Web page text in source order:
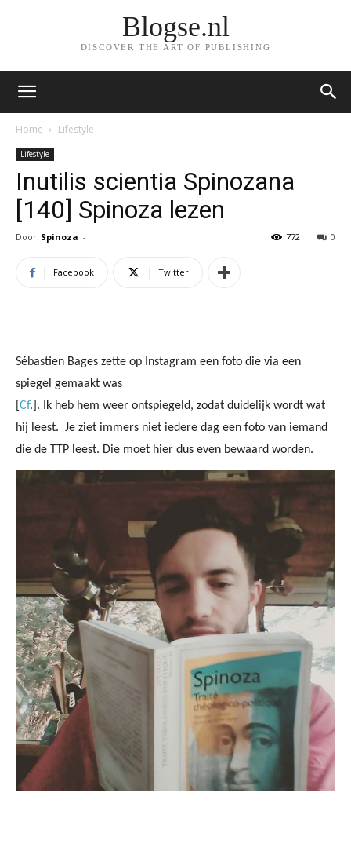
Blogse.nl
DISCOVER THE ART OF PUBLISHING
Home Lifestyle
Lifestyle
Inutilis scientia Spinozana
[140] Spinoza lezen
Door Spinoza - 0
772
Facebook Twitter
Sébastien Bages zette op Instagram een foto die via een
spiegel gemaakt was
Cf.]. Ik heb hem weer ontspiegeld, zodat duidelijk wordt wat
hij leest. Je ziet immers niet iedere dag een foto van iemand
die de TTP leest. Die moet hier dus even bewaard worden.